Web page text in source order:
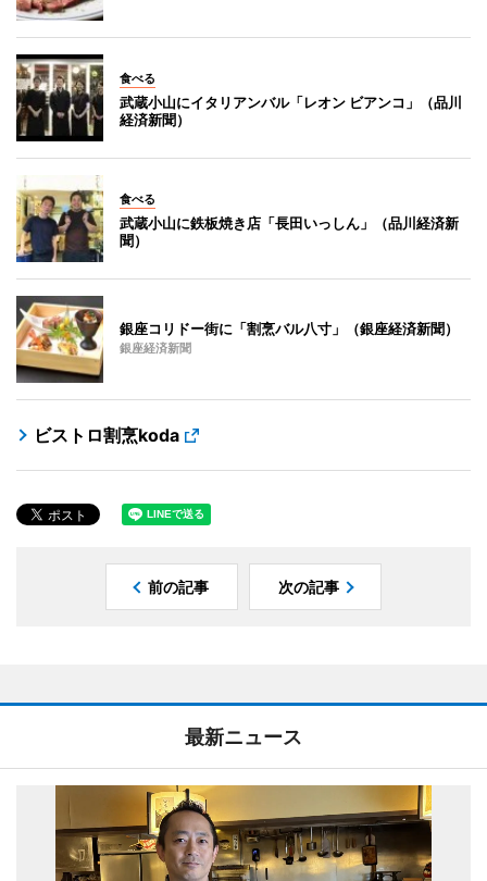
食べる
武蔵小山にイタリアンバル「レオン ビアンコ」（品川
経済新聞）
食べる
武蔵小山に鉄板焼き店「長田いっしん」（品川経済新
聞）
銀座コリドー街に「割烹バル八寸」（銀座経済新聞）
銀座経済新聞
ビストロ割烹koda
前の記事 次の記事
最新ニュース